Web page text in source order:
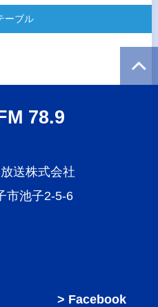
ーブル
78.9
送株式会社
市池子2-5-6
Facebook